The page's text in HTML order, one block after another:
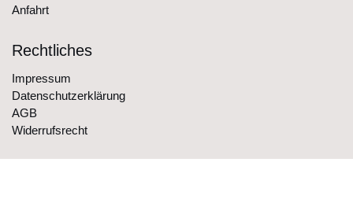
Anfahrt
Rechtliches
Impressum
Datenschutzerklärung
AGB
Widerrufsrecht